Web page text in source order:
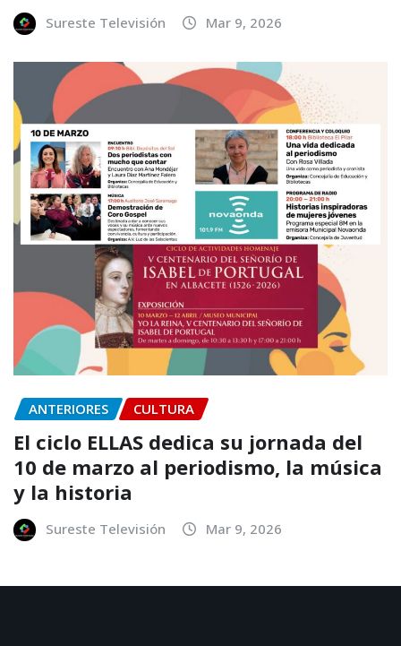
Sureste Televisión Mar 9, 2026
ANTERIORES CULTURA
El ciclo ELLAS dedica su jornada del
10 de marzo al periodismo, la música
y la historia
Sureste Televisión Mar 9, 2026